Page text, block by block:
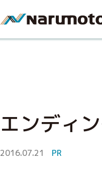
エンディ
2016.07.21 PR